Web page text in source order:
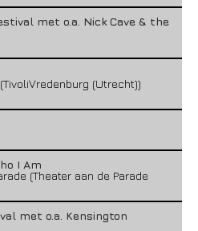
met o.a. Nick Cave & the
(Utrecht))
I Am
(Theater aan de Parade
met o.a. Kensington